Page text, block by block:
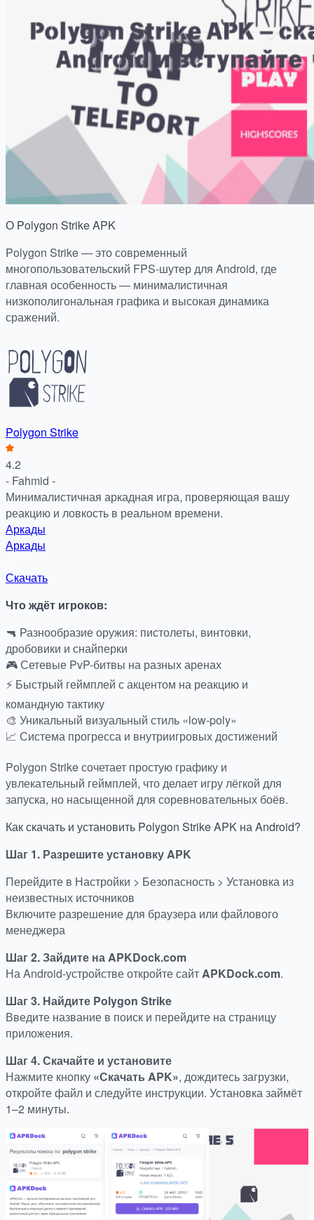
О Polygon Strike APK
Polygon Strike — это современный
многопользовательский FPS-шутер для Android, где
главная особенность — минималистичная
низкополигональная графика и высокая динамика
сражений.
Polygon Strike
4.2
- Fahmid -
Минималистичная аркадная игра, проверяющая вашу
реакцию и ловкость в реальном времени.
Аркады
Аркады
Скачать
Что ждёт игроков:
🔫 Разнообразие оружия: пистолеты, винтовки,
дробовики и снайперки
🎮 Сетевые PvP-битвы на разных аренах
⚡ Быстрый геймплей с акцентом на реакцию и
командную тактику
🎨 Уникальный визуальный стиль «low-poly»
📈 Система прогресса и внутриигровых достижений
Polygon Strike сочетает простую графику и
увлекательный геймплей, что делает игру лёгкой для
запуска, но насыщенной для соревновательных боёв.
Как скачать и установить Polygon Strike APK на Android?
Шаг 1. Разрешите установку APK
Перейдите в Настройки > Безопасность > Установка из
неизвестных источников
Включите разрешение для браузера или файлового
менеджера
Шаг 2. Зайдите на APKDock.com
На Android-устройстве откройте сайтAPKDock.com.
Шаг 3. Найдите Polygon Strike
Введите название в поиск и перейдите на страницу
приложения.
Шаг 4. Скачайте и установите
Нажмите кнопку «Скачать APK», дождитесь загрузки,
откройте файл и следуйте инструкции. Установка займёт
1–2 минуты.